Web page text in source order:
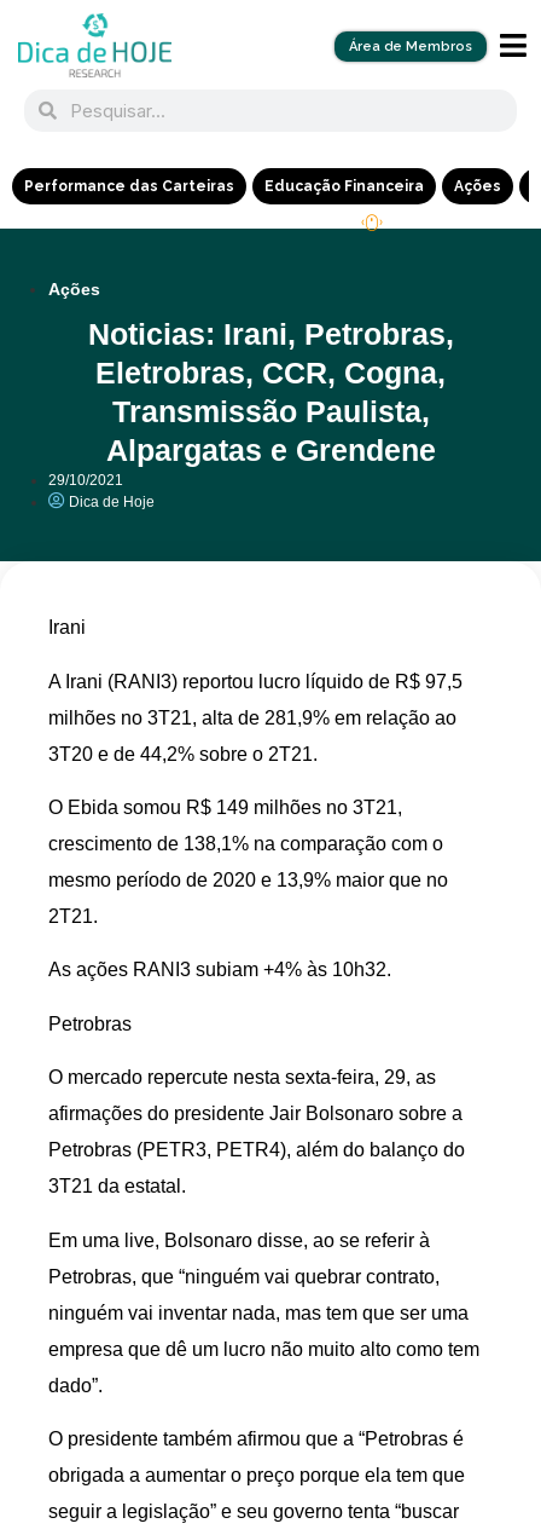
Área de Membros
Performance das Carteiras Educação Financeira Ações
Ações
Noticias: Irani, Petrobras,
Eletrobras, CCR, Cogna,
Transmissão Paulista,
Alpargatas e Grendene
29/10/2021
Dica de Hoje
Irani
A Irani (RANI3) reportou lucro líquido de R$ 97,5
milhões no 3T21, alta de 281,9% em relação ao
3T20 e de 44,2% sobre o 2T21.
O Ebida somou R$ 149 milhões no 3T21,
crescimento de 138,1% na comparação com o
mesmo período de 2020 e 13,9% maior que no
2T21.
As ações RANI3 subiam +4% às 10h32.
Petrobras
O mercado repercute nesta sexta-feira, 29, as
afirmações do presidente Jair Bolsonaro sobre a
Petrobras (PETR3, PETR4), além do balanço do
3T21 da estatal.
Em uma live, Bolsonaro disse, ao se referir à
Petrobras, que “ninguém vai quebrar contrato,
ninguém vai inventar nada, mas tem que ser uma
empresa que dê um lucro não muito alto como tem
dado”.
O presidente também afirmou que a “Petrobras é
obrigada a aumentar o preço porque ela tem que
seguir a legislação” e seu governo tenta “buscar